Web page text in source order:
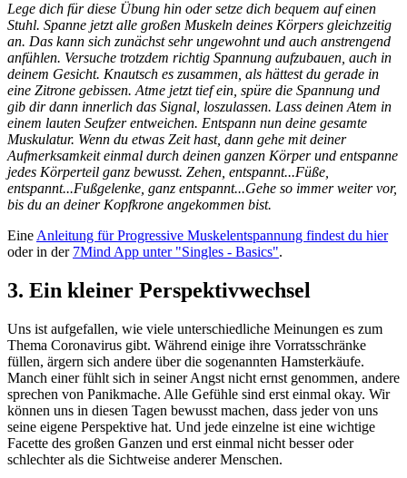
Lege dich für diese Übung hin oder setze dich bequem auf einen
Stuhl. Spanne jetzt alle großen Muskeln deines Körpers gleichzeitig
an. Das kann sich zunächst sehr ungewohnt und auch anstrengend
anfühlen. Versuche trotzdem richtig Spannung aufzubauen, auch in
deinem Gesicht. Knautsch es zusammen, als hättest du gerade in
eine Zitrone gebissen. Atme jetzt tief ein, spüre die Spannung und
gib dir dann innerlich das Signal, loszulassen. Lass deinen Atem in
einem lauten Seufzer entweichen. Entspann nun deine gesamte
Muskulatur. Wenn du etwas Zeit hast, dann gehe mit deiner
Aufmerksamkeit einmal durch deinen ganzen Körper und entspanne
jedes Körperteil ganz bewusst. Zehen, entspannt...Füße,
entspannt...Fußgelenke, ganz entspannt...Gehe so immer weiter vor,
bis du an deiner Kopfkrone angekommen bist.
Eine Anleitung für Progressive Muskelentspannung findest du hier
oder in der 7Mind App unter "Singles - Basics".
3. Ein kleiner Perspektivwechsel
Uns ist aufgefallen, wie viele unterschiedliche Meinungen es zum
Thema Coronavirus gibt. Während einige ihre Vorratsschränke
füllen, ärgern sich andere über die sogenannten Hamsterkäufe.
Manch einer fühlt sich in seiner Angst nicht ernst genommen, andere
sprechen von Panikmache. Alle Gefühle sind erst einmal okay. Wir
können uns in diesen Tagen bewusst machen, dass jeder von uns
seine eigene Perspektive hat. Und jede einzelne ist eine wichtige
Facette des großen Ganzen und erst einmal nicht besser oder
schlechter als die Sichtweise anderer Menschen.